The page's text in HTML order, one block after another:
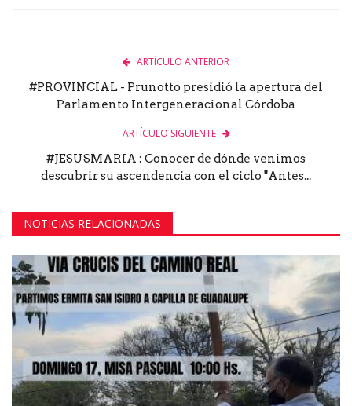
ARTÍCULO ANTERIOR
#PROVINCIAL - Prunotto presidió la apertura del
Parlamento Intergeneracional Córdoba
ARTÍCULO SIGUIENTE
#JESUSMARIA : Conocer de dónde venimos
descubrir su ascendencia con el ciclo "Antes...
NOTICIAS RELACIONADAS